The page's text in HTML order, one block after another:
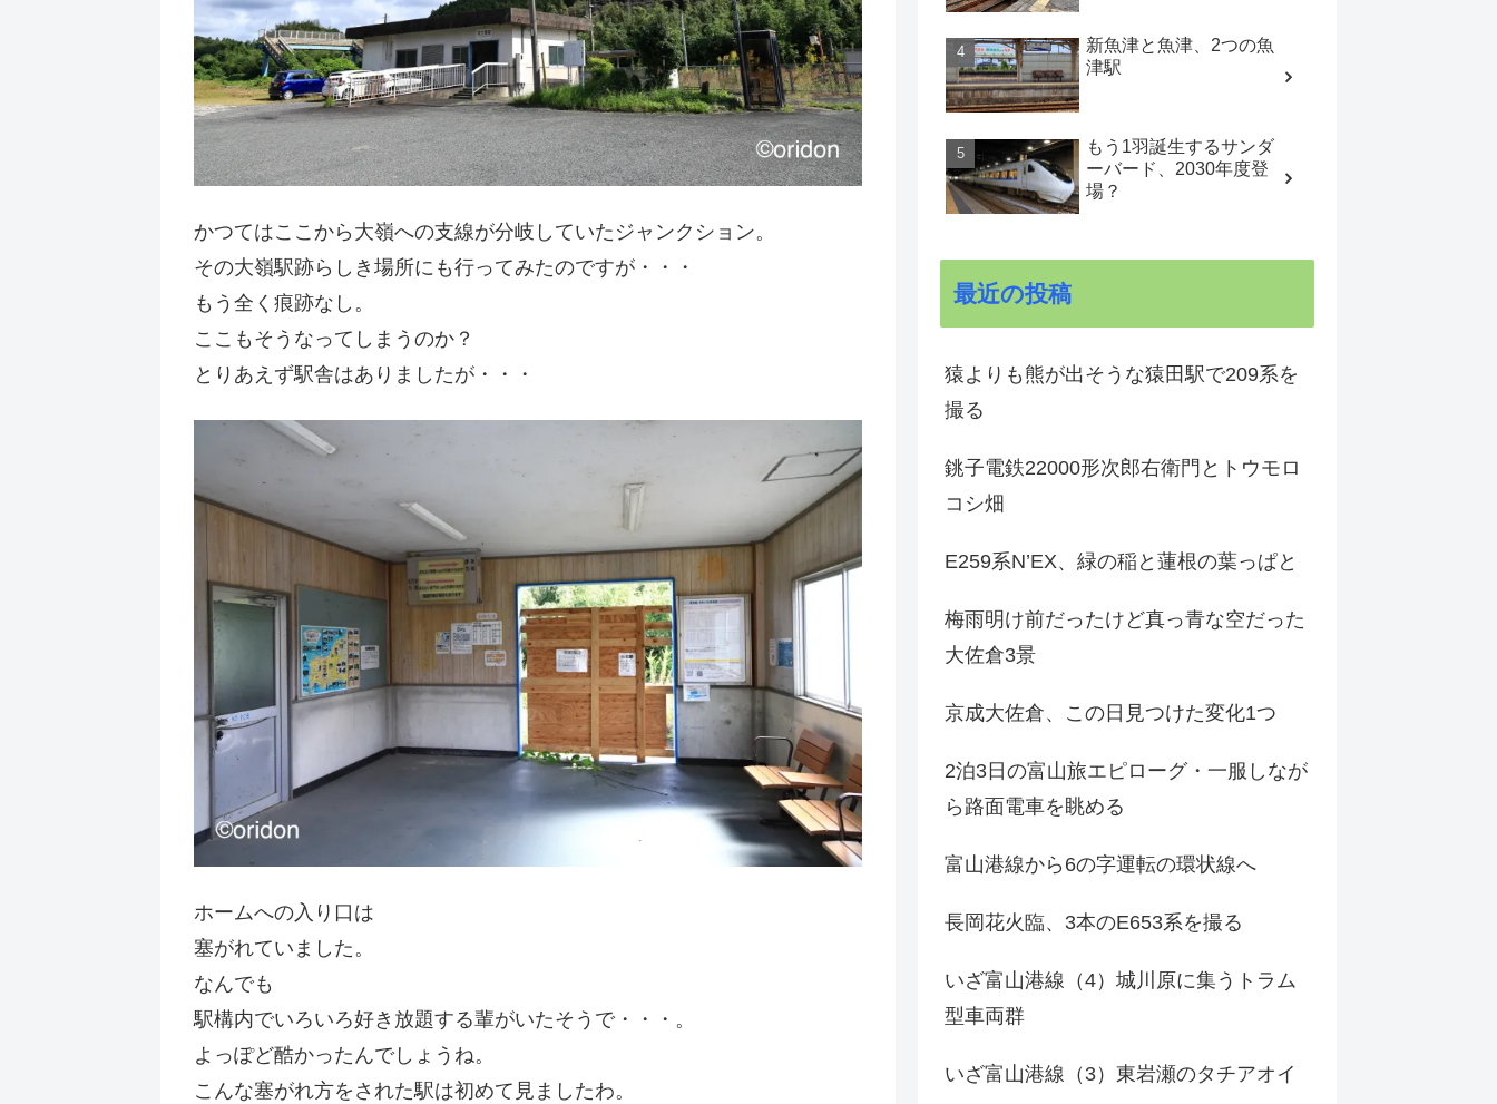
かつてはここから大嶺への支線が分岐していたジャンクション。
その大嶺駅跡らしき場所にも行ってみたのですが・・・
もう全く痕跡なし。
ここもそうなってしまうのか？
とりあえず駅舎はありましたが・・・
ホームへの入り口は
塞がれていました。
なんでも
駅構内でいろいろ好き放題する輩がいたそうで・・・。
よっぽど酷かったんでしょうね。
こんな塞がれ方をされた駅は初めて見ましたわ。
新魚津と魚津、2つの魚
津駅
もう1羽誕生するサンダ
ーバード、2030年度登
場？
最近の投稿
猿よりも熊が出そうな猿田駅で209系を
撮る
銚子電鉄22000形次郎右衛門とトウモロ
コシ畑
E259系N’EX、緑の稲と蓮根の葉っぱと
梅雨明け前だったけど真っ青な空だった
大佐倉3景
京成大佐倉、この日見つけた変化1つ
2泊3日の富山旅エピローグ・一服しなが
ら路面電車を眺める
富山港線から6の字運転の環状線へ
長岡花火臨、3本のE653系を撮る
いざ富山港線（4）城川原に集うトラム
型車両群
いざ富山港線（3）東岩瀬のタチアオイ